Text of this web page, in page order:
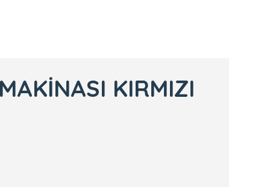
KIRMIZI